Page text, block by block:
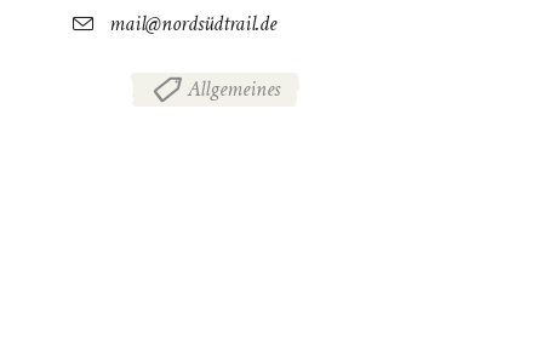
mail@nordsüdtrail.de
Allgemeines